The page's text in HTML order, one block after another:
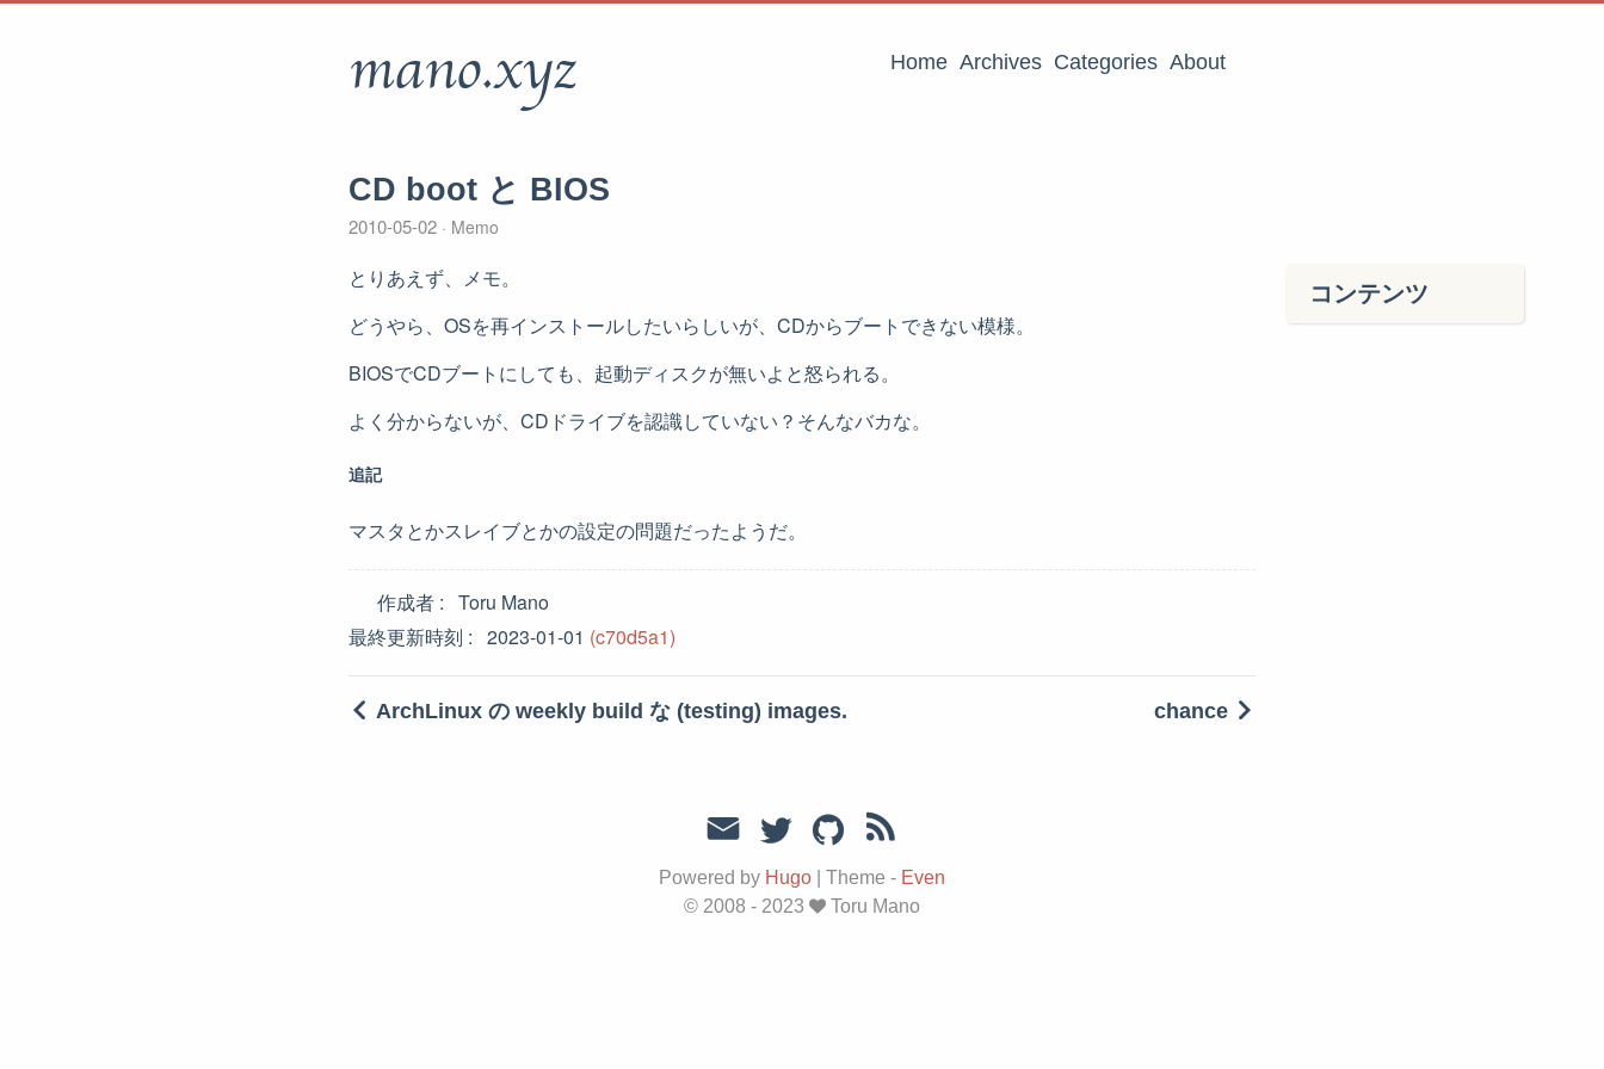
mano.xyz Home Archives Categories About
CD boot と BIOS
2010-05-02 Memo
コンテンツ
とりあえず、メモ。
どうやら、OSを再インストールしたいらしいが、CDからブートできない模様。
BIOSでCDブートにしても、起動ディスクが無いよと怒られる。
よく分からないが、CDドライブを認識していない？そんなバカな。
追記
マスタとかスレイブとかの設定の問題だったようだ。
作成者
Toru Mano
最終更新時刻
2023-01-01 (c70d5a1)
ArchLinux の weekly build な (testing) images. chance
Powered by Hugo Theme - Even
© 2008 - 2023
Toru Mano